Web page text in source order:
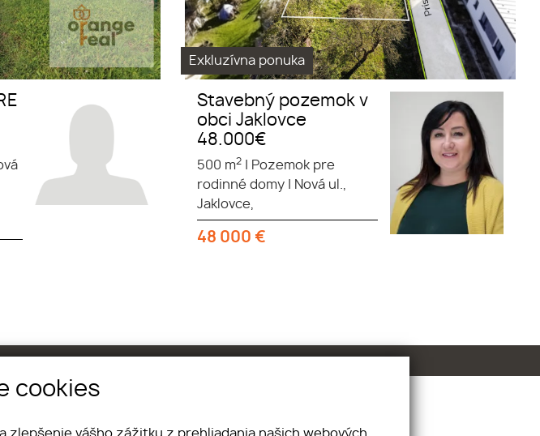
Exkluzívna ponuka
Stavebný pozemok v
obci Jaklovce
48.000€
500 m2
Pozemok pre
rodinné domy
Nová ul.,
Jaklovce,
48 000 €
Garbiarska 16, 040 01
+421 911 952 044
cookies